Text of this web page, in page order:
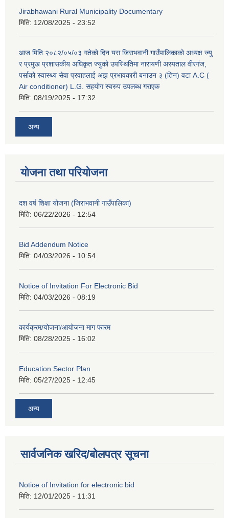
Jirabhawani Rural Municipality Documentary
मिति: 12/08/2025 - 23:52
आज मिति:२०८२/०५/०३ गतेको दिन यस जिराभवानी गाउँपालिकाको अध्यक्ष ज्यु
र प्रमुख प्रशासकीय अधिकृत ज्युको उपस्थितिमा नारायणी अस्पताल वीरगंज,
पर्साको स्वास्थ्य सेवा प्रवाहलाई अझ प्रभावकारी बनाउन ३ (तिन) वटा A.C (
Air conditioner) L.G. सहयाेग स्वरुप उपलब्ध गराएक
मिति: 08/19/2025 - 17:32
अन्य
योजना तथा परियोजना
दश वर्ष शिक्षा योजना (जिराभवानी गाउँपालिका)
मिति: 06/22/2026 - 12:54
Bid Addendum Notice
मिति: 04/03/2026 - 10:54
Notice of Invitation For Electronic Bid
मिति: 04/03/2026 - 08:19
कार्यक्रम/योजना/आयोजना माग फारम
मिति: 08/28/2025 - 16:02
Education Sector Plan
मिति: 05/27/2025 - 12:45
अन्य
सार्वजनिक खरिद/बोलपत्र सूचना
Notice of Invitation for electronic bid
मिति: 12/01/2025 - 11:31